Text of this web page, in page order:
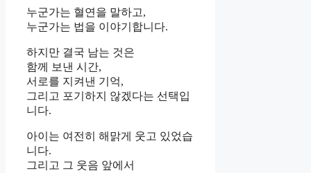
누군가는 혈연을 말하고,
누군가는 법을 이야기합니다.
하지만 결국 남는 것은
함께 보낸 시간,
서로를 지켜낸 기억,
그리고 포기하지 않겠다는 선택입
니다.
아이는 여전히 해맑게 웃고 있었습
니다.
그리고 그 웃음 앞에서